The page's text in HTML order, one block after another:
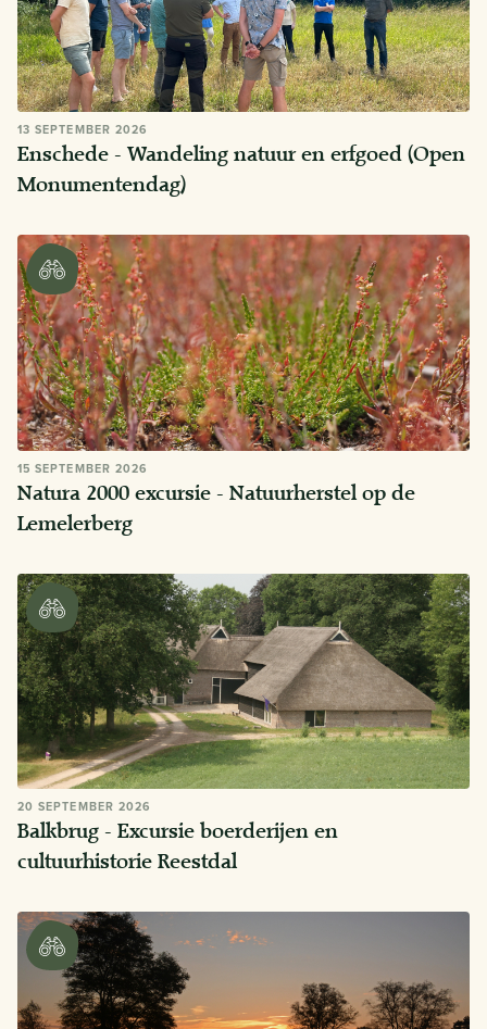
13 SEPTEMBER 2026
Enschede - Wandeling natuur en erfgoed (Open
Monumentendag)
15 SEPTEMBER 2026
Natura 2000 excursie - Natuurherstel op de
Lemelerberg
20 SEPTEMBER 2026
Balkbrug - Excursie boerderijen en
cultuurhistorie Reestdal